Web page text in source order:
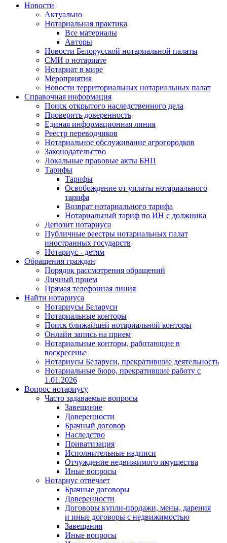
Новости
Актуально
Нотариальная практика
Все материалы
Авторы
Новости Белорусской нотариальной палаты
СМИ о нотариате
Нотариат в мире
Мероприятия
Новости территориальных нотариальных палат
Справочная информация
Поиск открытого наследственного дела
Проверить доверенность
Единая информационная линия
Реестр переводчиков
Нотариальное обслуживание агрогородков
Законодательство
Локальные правовые акты БНП
Тарифы
Тарифы
Освобождение от уплаты нотариального
тарифа
Возврат нотариального тарифа
Нотариальный тариф по ИН с должника
Депозит нотариуса
Публичные реестры нотариальных палат
иностранных государств
Нотариус - детям
Обращения граждан
Порядок рассмотрения обращений
Личный прием
Прямая телефонная линия
Найти нотариуса
Нотариусы Беларуси
Нотариальные конторы
Поиск ближайшей нотариальной конторы
Онлайн запись на прием
Нотариальные конторы, работающие в
воскресенье
Нотариусы Беларуси, прекратившие деятельность
Нотариальные бюро, прекратившие работу с
1.01.2026
Вопрос нотариусу
Часто задаваемые вопросы
Завещание
Доверенности
Брачный договор
Наследство
Приватизация
Исполнительные надписи
Отчуждение недвижимого имущества
Иные вопросы
Нотариус отвечает
Брачные договоры
Доверенности
Договоры купли-продажи, мены, дарения
и иные договоры с недвижимостью
Завещания
Иные вопросы